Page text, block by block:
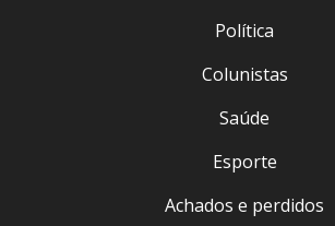
Política
Colunistas
Saúde
Esporte
Achados e perdidos